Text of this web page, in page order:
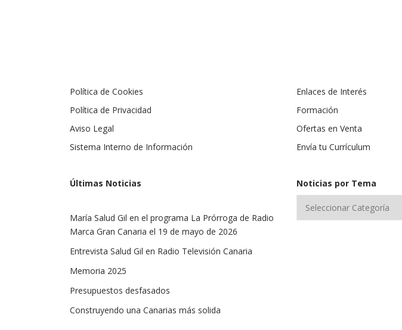
Política de Cookies
Política de Privacidad
Aviso Legal
Sistema Interno de Información
Últimas Noticias
María Salud Gil en el programa La Prórroga de Radio
Marca Gran Canaria el 19 de mayo de 2026
Entrevista Salud Gil en Radio Televisión Canaria
Memoria 2025
Presupuestos desfasados
Construyendo una Canarias más solida
Enlaces de Interés
Formación
Ofertas en Venta
Envía tu Currículum
Noticias por Tema